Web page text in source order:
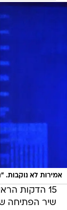
אמירות לא נוקבות.
15 הדקות
שיר הפתיחה